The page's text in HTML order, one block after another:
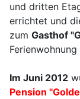
und dritten
errichtet und
zum Gasthof
Ferienwohnung
Im Juni 2012
Pension